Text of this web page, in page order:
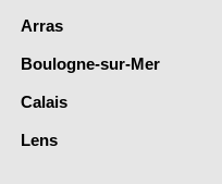
Arras
Boulogne-sur-Mer
Calais
Lens